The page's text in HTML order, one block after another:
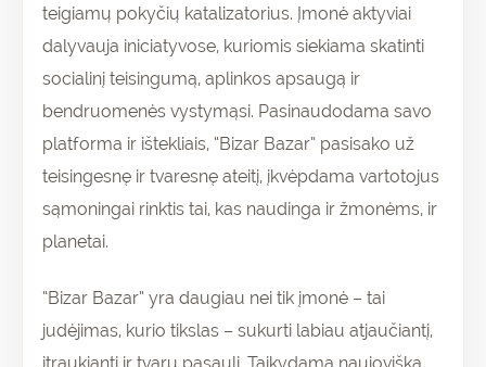
teigiamų pokyčių katalizatorius. Įmonė aktyviai
dalyvauja iniciatyvose, kuriomis siekiama skatinti
socialinį teisingumą, aplinkos apsaugą ir
bendruomenės vystymąsi. Pasinaudodama savo
platforma ir ištekliais, “Bizar Bazar” pasisako už
teisingesnę ir tvaresnę ateitį, įkvėpdama vartotojus
sąmoningai rinktis tai, kas naudinga ir žmonėms, ir
planetai.
“Bizar Bazar” yra daugiau nei tik įmonė – tai
judėjimas, kurio tikslas – sukurti labiau atjaučiantį,